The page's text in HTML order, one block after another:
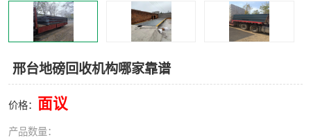
邢台地磅回收机构哪家靠谱
价格： 面议
产品数量：
塑料撕碎机 金属撕碎机